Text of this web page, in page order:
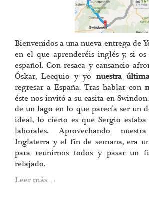
Bienvenidos a una nueva entrega de
en el que aprenderéis inglés y, si os
español. Con resaca y cansancio
Óskar, Lecquio y yo nuestra
regresar a España. Tras hablar con
éste nos invitó a su casita en
de un lago en lo que parecía ser un
ideal, lo cierto es que Sergio
laborales. Aprovechando
Inglaterra y el fin de semana, era
para reunirnos todos y pasar un
relajado.
Leer más →